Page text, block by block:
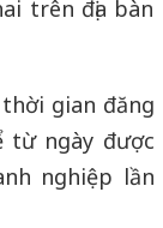
trên địa bàn
gian đăng
từ ngày được
nghiệp lần